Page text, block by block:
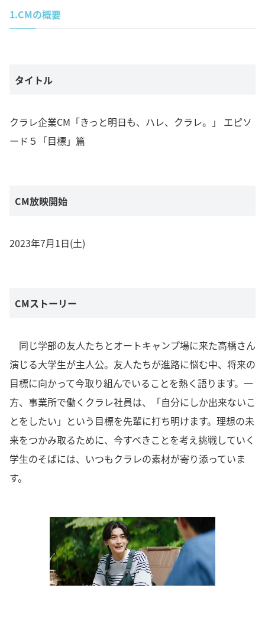
1.CMの概要
タイトル
クラレ企業CM「きっと明日も、ハレ、クラレ。」 エピソ
ード５「目標」篇
CM放映開始
2023年7月1日(土)
CMストーリー
同じ学部の友人たちとオートキャンプ場に来た高橋さん
演じる大学生が主人公。友人たちが進路に悩む中、将来の
目標に向かって今取り組んでいることを熱く語ります。一
方、事業所で働くクラレ社員は、「自分にしか出来ないこ
とをしたい」という目標を先輩に打ち明けます。理想の未
来をつかみ取るために、今すべきことを考え挑戦していく
学生のそばには、いつもクラレの素材が寄り添っていま
す。